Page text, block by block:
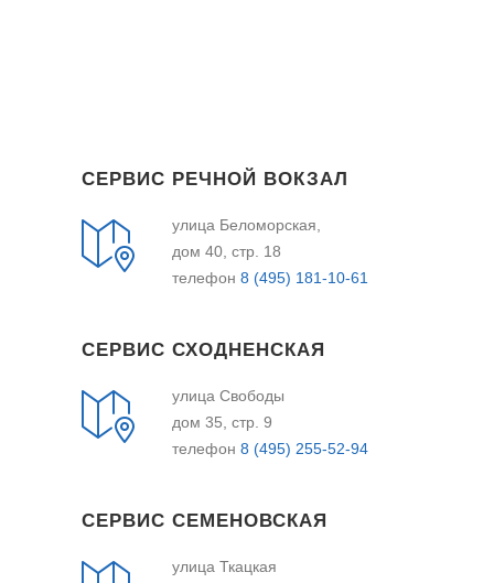
СЕРВИС РЕЧНОЙ ВОКЗАЛ
улица Беломорская,
дом 40, стр. 18
телефон 8 (495) 181-10-61
СЕРВИС СХОДНЕНСКАЯ
улица Свободы
дом 35, стр. 9
телефон 8 (495) 255-52-94
СЕРВИС СЕМЕНОВСКАЯ
улица Ткацкая